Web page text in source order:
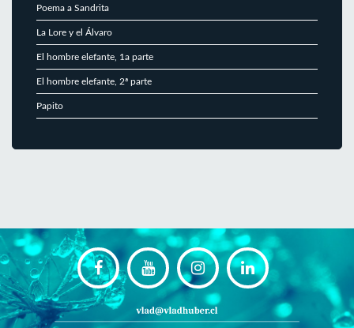
Poema a Sandrita
La Lore y el Álvaro
El hombre elefante, 1a parte
El hombre elefante, 2ª parte
Papito